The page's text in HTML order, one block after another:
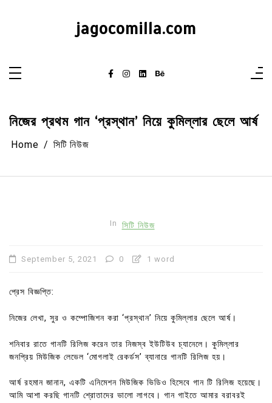
jagocomilla.com
নিজের প্রথম গান ‘প্রস্থান’ নিয়ে কুমিল্লার ছেলে আর্ষ
Home সিটি নিউজ
In সিটি নিউজ
September 5, 2021 0 1 word
প্রেস বিজ্ঞপ্তি:
নিজের লেখা, সুর ও কম্পোজিশন করা ‘প্রস্থান’ নিয়ে কুমিল্লার ছেলে আর্ষ।
শনিবার রাতে গানটি রিলিজ করেন তার নিজস্ব ইউটিউব চ্যানেলে। কুমিল্লার
জনপ্রিয় মিউজিক লেভেল ‘মোগলাই রেকর্ডস’ ব্যানারে গানটি রিলিজ হয়।
আর্ষ রহমান জানান, একটি এনিমেশন মিউজিক ভিডিও হিসেবে গান টি রিলিজ হয়েছে।
আমি আশা করছি গানটি শ্রোতাদের ভালো লাগবে। গান গাইতে আমার বরাবরই